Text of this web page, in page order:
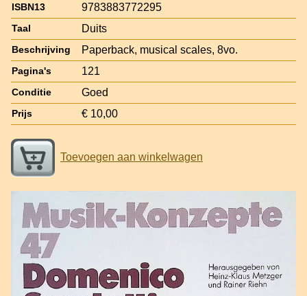
ISBN13 9783883772295
Taal Duits
Beschrijving Paperback, musical scales, 8vo.
Pagina's 121
Conditie Goed
Prijs € 10,00
Toevoegen aan winkelwagen